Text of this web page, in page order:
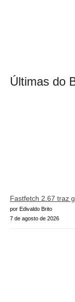
Últimas do
Fastfetch 2.67 traz
por Edivaldo Brito
7 de agosto de 2026